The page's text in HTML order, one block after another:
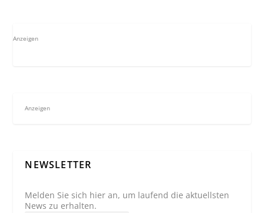
Anzeigen
Anzeigen
NEWSLETTER
Melden Sie sich hier an, um laufend die aktuellsten
News zu erhalten.